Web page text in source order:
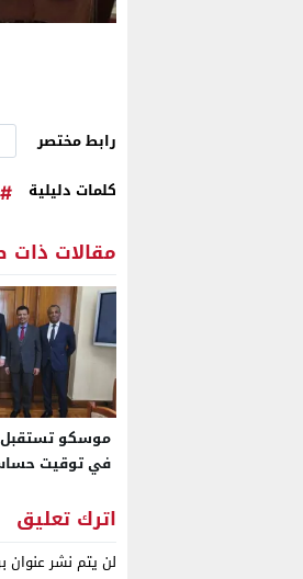
رابط مختصر
كلمات دليلية
مقالات ذات
موسكو تستقبل
في توقيت
للبحث عن توازن
تصاعد الدعم
لحكم الذاتي
اترك تعليق
لن يتم نشر عنوان